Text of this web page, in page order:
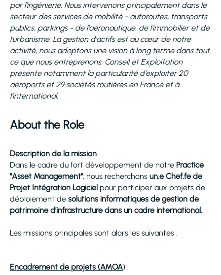
par l'ingénierie. Nous intervenons principalement dans le
secteur des services de mobilité - autoroutes, transports
publics, parkings - de l'aéronautique, de l'immobilier et de
l'urbanisme. La gestion d'actifs est au cœur de notre
activité, nous adoptons une vision à long terme dans tout
ce que nous entreprenons. Conseil et Exploitation
présente notamment la particularité d'exploiter 20
aéroports et 29 sociétés routières en France et à
l’international.
About the Role
Description de la mission
Dans le cadre du fort développement de notre Practice
"Asset Management", nous recherchons un.e Chef.fe de
Projet Intégration Logiciel pour participer aux projets de
déploiement de solutions informatiques de gestion de
patrimoine d’infrastructure dans un cadre international.
Les missions principales sont alors les suivantes :
Encadrement de projets (AMOA) :